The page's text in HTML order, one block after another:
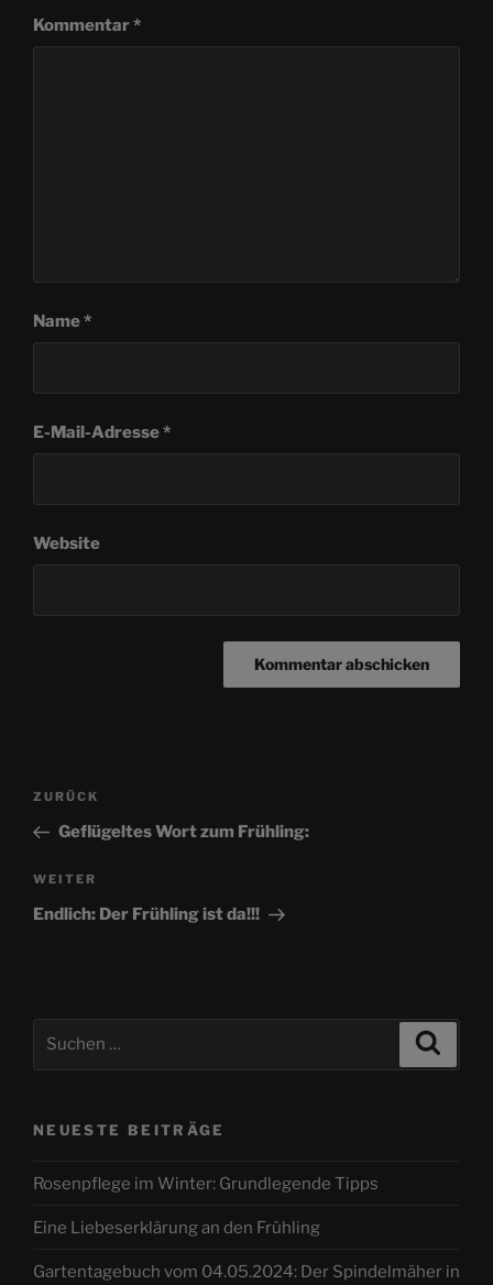
Kommentar*
Name*
E-Mail-Adresse*
Website
Beitragsnavigation
Vorheriger
Beitrag
ZURÜCK
Geflügeltes Wort zum Frühling:
Nächster
Beitrag
WEITER
Endlich: Der Frühling ist da!!!
NEUESTE BEITRÄGE
Rosenpflege im Winter: Grundlegende Tipps
Eine Liebeserklärung an den Frühling
Gartentagebuch vom 04.05.2024: Der Spindelmäher in